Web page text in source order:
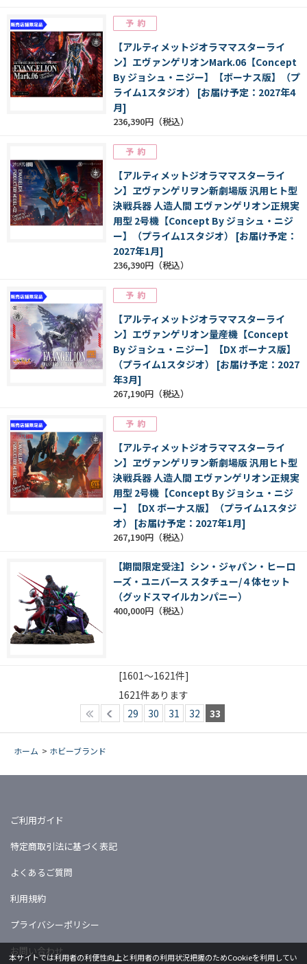
【アルティメットジオラママスターライ
ン】エヴァンゲリオンMark.06【Concept
By ジョシュ・ニジー】【ボーナス版】（プ
ライム1スタジオ） [お届け予定：2027年4
月]
236,390円
【アルティメットジオラママスターライ
ン】ヱヴァンゲリヲン新劇場版 汎用ヒト型
決戦兵器 人造人間 エヴァンゲリオン正規実
用型 2号機【Concept By ジョシュ・ニジ
ー】（プライム1スタジオ） [お届け予定：
2027年1月]
236,390円
【アルティメットジオラママスターライ
ン】エヴァンゲリオン量産機【Concept
By ジョシュ・ニジー】【DX ボーナス版】
（プライム1スタジオ） [お届け予定：2027
年3月]
267,190円
【アルティメットジオラママスターライ
ン】ヱヴァンゲリヲン新劇場版 汎用ヒト型
決戦兵器 人造人間 エヴァンゲリオン正規実
用型 2号機【Concept By ジョシュ・ニジ
ー】【DX ボーナス版】（プライム1スタジ
オ） [お届け予定：2027年1月]
267,190円
【期間限定受注】シン・ジャパン・ヒーロ
ーズ・ユニバース スタチュー/４体セット
（グッドスマイルカンパニー）
400,000円
[1601～1621件]
1621件あります
29
30 31 32 33
ホーム > ホビーブランド
ご利用ガイド
特定商取引法に基づく表記
よくあるご質問
利用規約
プライバシーポリシー
お問い合わせ
本サイトでは利用者の利便性向上と利用者の利用状況把握のためCookieを利用してい